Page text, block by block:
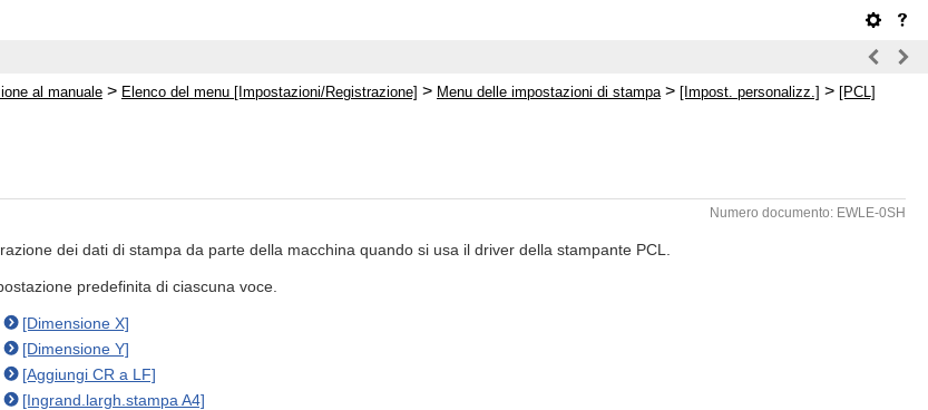
al manuale > Elenco del menu [Impostazioni/Registrazione] > Menu delle impostazioni di stampa > [Impost. personalizz.] > [PCL]
Numero documento: EWLE-0SH
dei dati di stampa da parte della macchina quando si usa il driver della stampante PCL.
predefinita di ciascuna voce.
[Dimensione X]
[Dimensione Y]
[Aggiungi CR a LF]
[Ingrand.largh.stampa A4]